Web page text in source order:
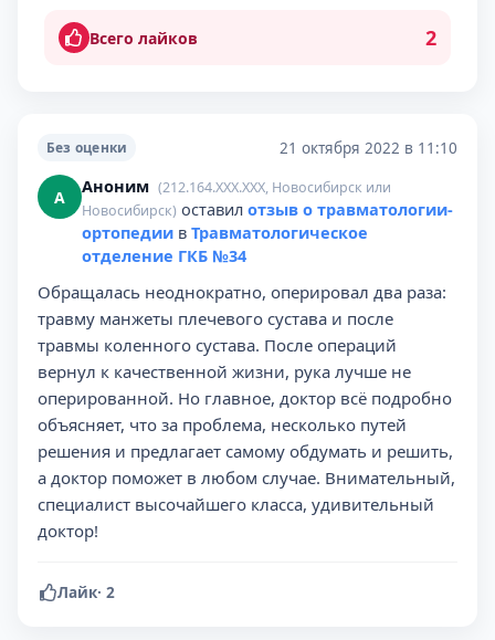
Всего лайков 2
Без оценки 21 октября 2022 в 11:10
А Аноним (212.164.XXX.XXX, Новосибирск или
Новосибирск) оставил отзыв о травматологии-
ортопедии в Травматологическое
отделение ГКБ №34
Обращалась неоднократно, оперировал два раза:
травму манжеты плечевого сустава и после
травмы коленного сустава. После операций
вернул к качественной жизни, рука лучше не
оперированной. Но главное, доктор всё подробно
объясняет, что за проблема, несколько путей
решения и предлагает самому обдумать и решить,
а доктор поможет в любом случае. Внимательный,
специалист высочайшего класса, удивительный
доктор!
Лайк· 2